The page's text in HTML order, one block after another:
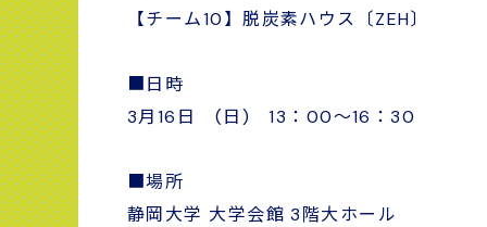
【チーム10】脱炭素ハウス〔ZEH〕
■日時
3月16日 (日) 13：00〜16：30
■場所
静岡大学 大学会館 3階大ホール